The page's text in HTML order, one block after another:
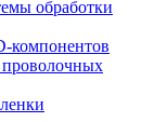
обработки
компонентов